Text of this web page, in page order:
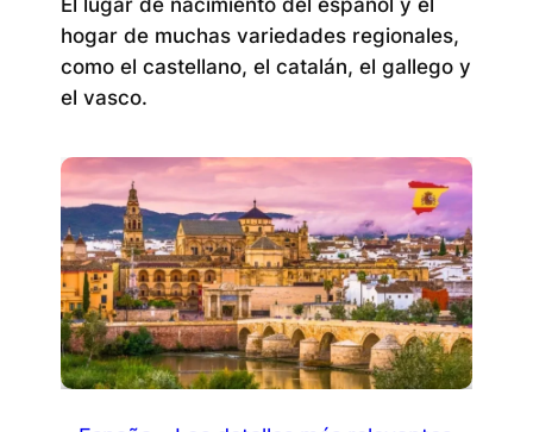
hogar de muchas variedades regionales,
como el castellano, el catalán, el gallego y
el vasco.